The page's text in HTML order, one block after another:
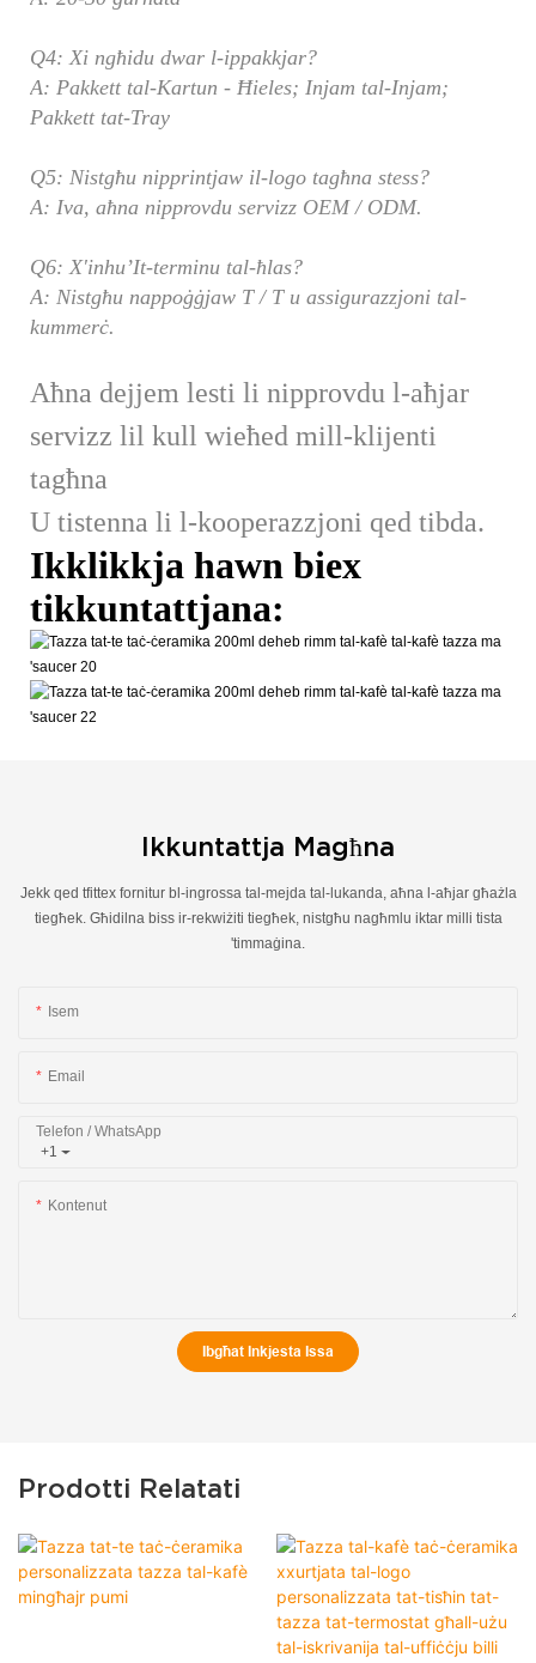
Q4: Xi ngħidu dwar l-ippakkjar?
A: Pakkett tal-Kartun - Ħieles; Injam tal-Injam;
Pakkett tat-Tray
Q5: Nistgħu nipprintjaw il-logo tagħna stess?
A: Iva, aħna nipprovdu servizz OEM / ODM.
Q6: X'inhu’It-terminu tal-ħlas?
A: Nistgħu nappoġġjaw T / T u assigurazzjoni tal-
kummerċ.
Aħna dejjem lesti li nipprovdu l-aħjar
servizz lil kull wieħed mill-klijenti
tagħna
U tistenna li l-kooperazzjoni qed tibda.
Ikklikkja hawn biex
tikkuntattjana:
Ikkuntattja Magħna
Jekk qed tfittex fornitur bl-ingrossa tal-mejda tal-lukanda, aħna l-aħjar għażla
tiegħek. Għidilna biss ir-rekwiżiti tiegħek, nistgħu nagħmlu iktar milli tista
'timmaġina.
Isem
Email
+1
Telefon / WhatsApp
Kontenut
Ibgħat Inkjesta Issa
Prodotti Relatati